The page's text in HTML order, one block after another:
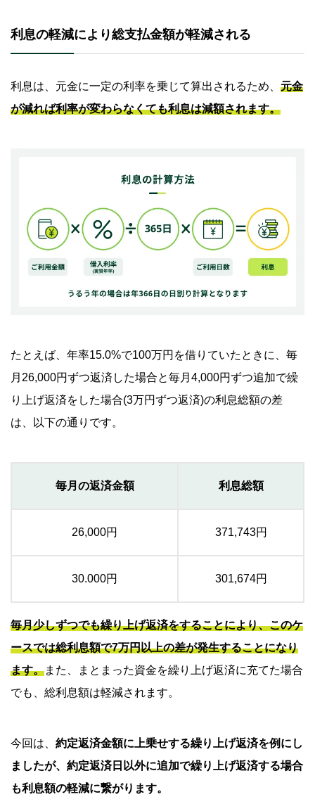
利息の軽減により総支払金額が軽減される
利息は、元金に一定の利率を乗じて算出されるため、 元金
が減れば利率が変わらなくても利息は減額されます。
たとえば、年率15.0%で100万円を借りていたときに、毎
月26,000円ずつ返済した場合と毎月4,000円ずつ追加で繰
り上げ返済をした場合(3万円ずつ返済)の利息総額の差
は、以下の通りです。
毎月の返済金額 利息総額
26,000円 371,743円
30.000円 301,674円
毎月少しずつでも繰り上げ返済をすることにより、このケ
ースでは総利息額で7万円以上の差が発生することになり
ます。また、まとまった資金を繰り上げ返済に充てた場合
でも、総利息額は軽減されます。
今回は、 約定返済金額に上乗せする繰り上げ返済を例にし
ましたが、約定返済日以外に追加で繰り上げ返済する場合
も利息額の軽減に繋がります。